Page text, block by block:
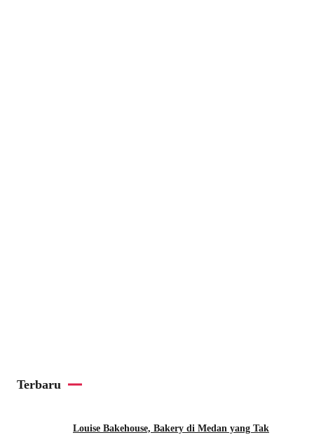
Terbaru
Louise Bakehouse, Bakery di Medan yang Tak